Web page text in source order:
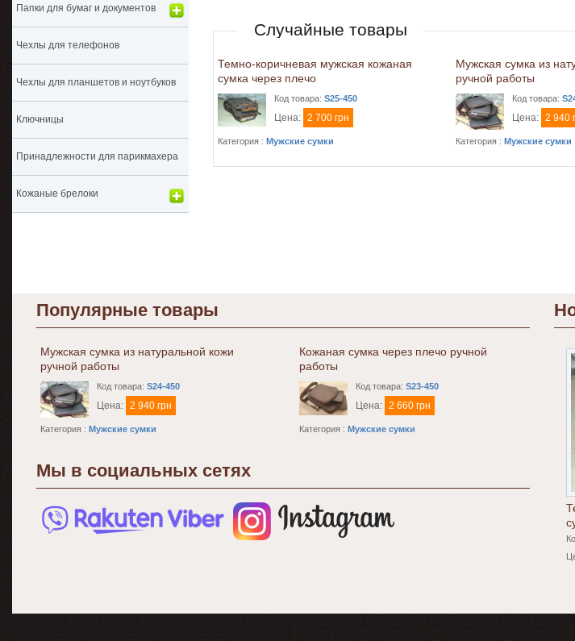
Папки для бумаг и документов
Чехлы для телефонов
Чехлы для планшетов и ноутбуков
Ключницы
Принадлежности для парикмахера
Кожаные брелоки
Случайные товары
Темно-коричневая мужская кожаная
сумка через плечо
Код товара: S25-450
Цена: 2 700 грн
Категория : Мужские сумки
Мужская сумка из
ручной работы
Код товара:
Цена: 2 940
Категория :Мужские сумки
Популярные товары
Мужская сумка из натуральной кожи
ручной работы
Код товара: S24-450
Цена: 2 940 грн
Категория : Мужские сумки
Кожаная сумка через плечо ручной
работы
Код товара: S23-450
Цена: 2 660 грн
Категория : Мужские сумки
Мы в социальных сетях